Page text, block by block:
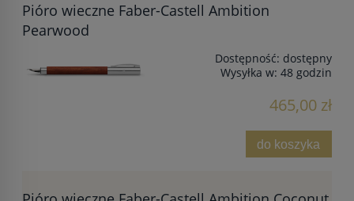
Pióro wieczne Faber-Castell Ambition
Pearwood
Dostępność: dostępny
Wysyłka w: 48 godzin
465,00 zł
do koszyka